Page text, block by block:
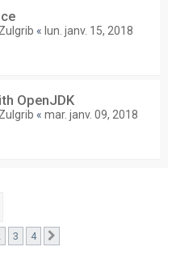
Zulgrib « lun. janv. 15, 2018
OpenJDK
Zulgrib « mar. janv. 09, 2018
3 4